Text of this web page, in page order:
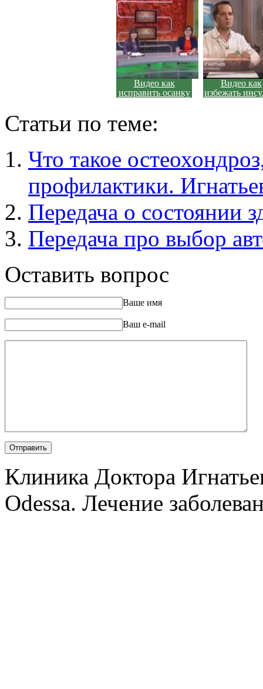
Видео как
исправить осанку
Видео как
избежать
Статьи по теме:
Что такое
профилактики.
Передача о состоянии
Передача про выбор
Оставить вопрос
Ваше имя
Ваш e-mail
Клиника Доктора
Odessa. Лечение